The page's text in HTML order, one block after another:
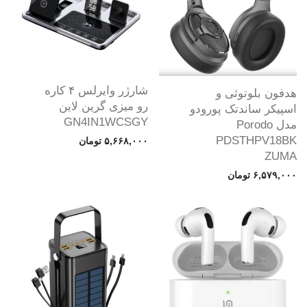
هدفون بلوتوثی و
اسپیکر ساندتک پورودو
مدل Porodo
PDSTHPV18BK
ZUMA
۶,۵۷۹,۰۰۰ تومان
شارژر وایرلس ۴ کاره
رو میزی گرین لاین
GN4IN1WCSGY
۵,۶۶۸,۰۰۰ تومان